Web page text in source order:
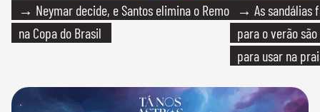
→ Neymar decide, e Santos elimina o Remo
na Copa do Brasil
→ As sandálias
para o verão
para usar na